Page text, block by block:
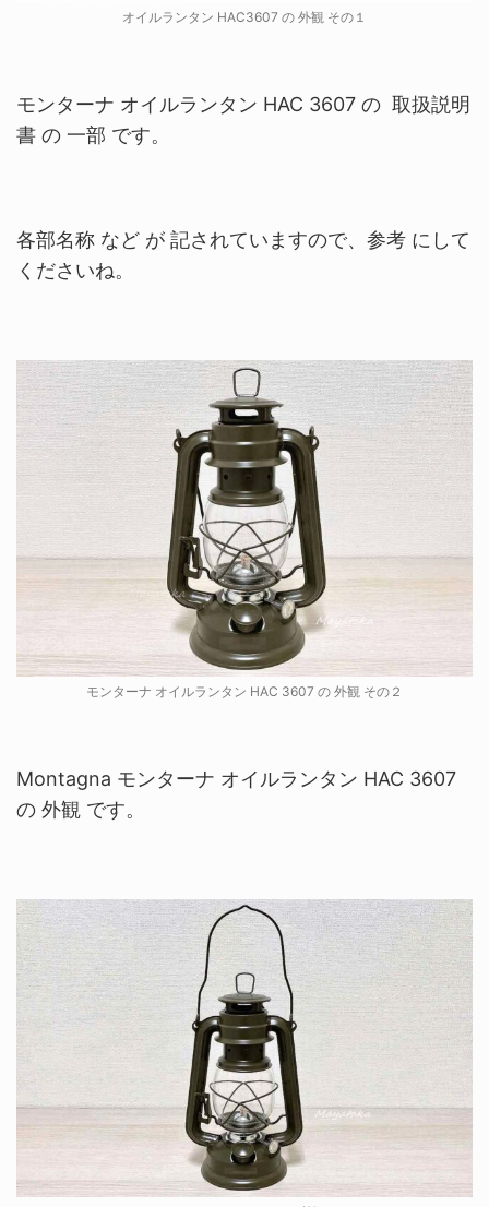
オイルランタン HAC3607 の 外観 その１
モンターナ オイルランタン HAC 3607 の 取扱説明
書 の 一部 です。
各部名称 など が 記されていますので、参考 にして
くださいね。
モンターナ オイルランタン HAC 3607 の 外観 その２
Montagna モンターナ オイルランタン HAC 3607
の 外観 です。